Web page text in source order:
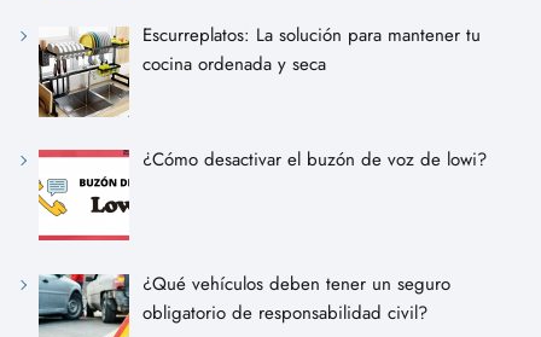
Escurreplatos: La solución para mantener tu
cocina ordenada y seca
¿Cómo desactivar el buzón de voz de lowi?
¿Qué vehículos deben tener un seguro
obligatorio de responsabilidad civil?